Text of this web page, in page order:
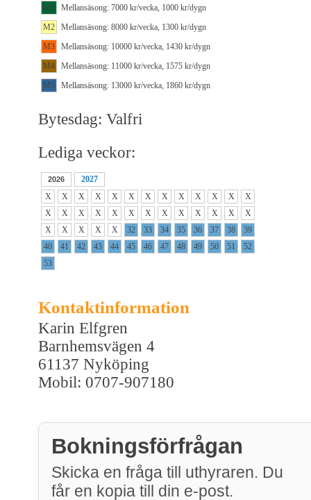
M1
Mellansäsong: 7000 kr/vecka, 1000 kr/dygn
M2
Mellansäsong: 8000 kr/vecka, 1300 kr/dygn
M3
Mellansäsong: 10000 kr/vecka, 1430 kr/dygn
M4
Mellansäsong: 11000 kr/vecka, 1575 kr/dygn
M5
Mellansäsong: 13000 kr/vecka, 1860 kr/dygn
Bytesdag: Valfri
Lediga veckor:
2026
2027
X
X X X X X X X X X X X
X
X
X X X X X X X X X X X
X
X
X X X X 32 33 34 35 36 37 38
39
40
41 42 43 44 45 46 47 48 49 50 51
52
53
Kontaktinformation
Karin Elfgren
Barnhemsvägen 4
61137 Nyköping
Mobil: 0707-907180
Bokningsförfrågan
Skicka en fråga till uthyraren. Du
får en kopia till din e-post.